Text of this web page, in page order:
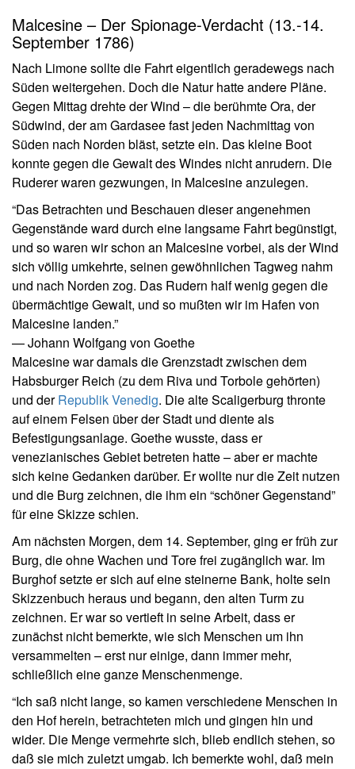
Malcesine – Der Spionage-Verdacht (13.-14.
September 1786)
Nach Limone sollte die Fahrt eigentlich geradewegs nach
Süden weitergehen. Doch die Natur hatte andere Pläne.
Gegen Mittag drehte der Wind – die berühmte Ora, der
Südwind, der am Gardasee fast jeden Nachmittag von
Süden nach Norden bläst, setzte ein. Das kleine Boot
konnte gegen die Gewalt des Windes nicht anrudern. Die
Ruderer waren gezwungen, in Malcesine anzulegen.
“Das Betrachten und Beschauen dieser angenehmen
Gegenstände ward durch eine langsame Fahrt begünstigt,
und so waren wir schon an Malcesine vorbei, als der Wind
sich völlig umkehrte, seinen gewöhnlichen Tagweg nahm
und nach Norden zog. Das Rudern half wenig gegen die
übermächtige Gewalt, und so mußten wir im Hafen von
Malcesine landen.”
— Johann Wolfgang von Goethe
Malcesine war damals die Grenzstadt zwischen dem
Habsburger Reich (zu dem Riva und Torbole gehörten)
und derRepublik Venedig. Die alte Scaligerburg thronte
auf einem Felsen über der Stadt und diente als
Befestigungsanlage. Goethe wusste, dass er
venezianisches Gebiet betreten hatte – aber er machte
sich keine Gedanken darüber. Er wollte nur die Zeit nutzen
und die Burg zeichnen, die ihm ein “schöner Gegenstand”
für eine Skizze schien.
Am nächsten Morgen, dem 14. September, ging er früh zur
Burg, die ohne Wachen und Tore frei zugänglich war. Im
Burghof setzte er sich auf eine steinerne Bank, holte sein
Skizzenbuch heraus und begann, den alten Turm zu
zeichnen. Er war so vertieft in seine Arbeit, dass er
zunächst nicht bemerkte, wie sich Menschen um ihn
versammelten – erst nur einige, dann immer mehr,
schließlich eine ganze Menschenmenge.
“Ich saß nicht lange, so kamen verschiedene Menschen in
den Hof herein, betrachteten mich und gingen hin und
wider. Die Menge vermehrte sich, blieb endlich stehen, so
daß sie mich zuletzt umgab. Ich bemerkte wohl, daß mein